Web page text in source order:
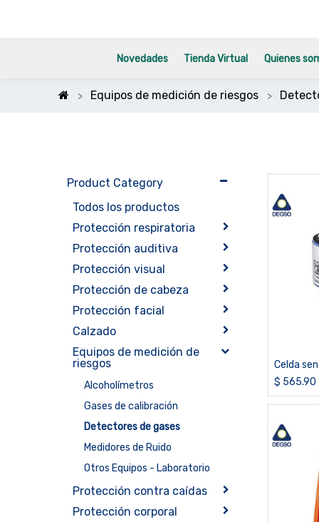
Novedades Tienda Virtual Quienes
Equipos de medición de riesgos
Product Category
Todos los productos
Protección respiratoria
Protección auditiva
Protección visual
Protección de cabeza
Protección facial
Calzado
Equipos de medición de
riesgos
Alcoholímetros
Gases de calibración
Detectores de gases
Medidores de Ruido
Otros Equipos - Laboratorio
Protección contra caídas
Protección corporal
Celda
Ventis MX4
$ 565.90